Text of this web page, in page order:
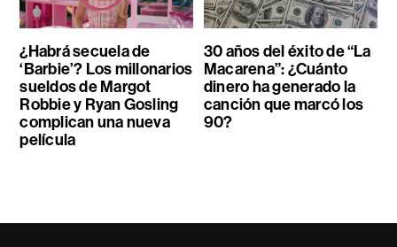
¿Habrá secuela de
‘Barbie’? Los millonarios
sueldos de Margot
Robbie y Ryan Gosling
complican una nueva
película
30 años del éxito de “La
Macarena”: ¿Cuánto
dinero ha generado la
canción que marcó los
90?